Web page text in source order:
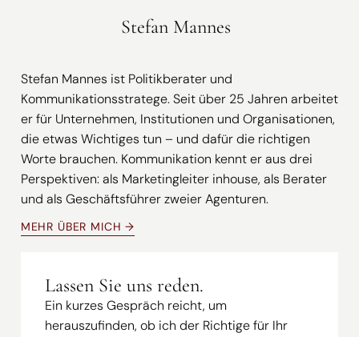
Stefan Mannes
Stefan Mannes ist Politikberater und
Kommunikationsstratege. Seit über 25 Jahren arbeitet
er für Unternehmen, Institutionen und Organisationen,
die etwas Wichtiges tun – und dafür die richtigen
Worte brauchen. Kommunikation kennt er aus drei
Perspektiven: als Marketingleiter inhouse, als Berater
und als Geschäftsführer zweier Agenturen.
MEHR ÜBER MICH →
Lassen Sie uns reden.
Ein kurzes Gespräch reicht, um
herauszufinden, ob ich der Richtige für Ihr